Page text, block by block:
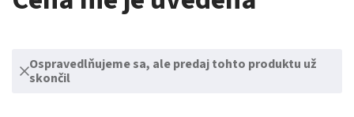
Ospravedlňujeme sa, ale predaj tohto produktu už
skončil